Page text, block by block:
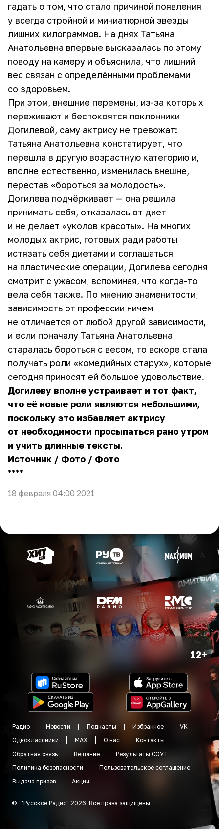
гадать о том, что стало причиной появления
у всегда стройной и миниатюрной звезды
лишних килограммов. На днях Татьяна
Анатольевна впервые высказалась по этому
поводу на камеру и объяснила, что лишний
вес связан с определёнными проблемами
со здоровьем.
При этом, внешние перемены, из-за которых
переживают и беспокоятся поклонники
Догилевой, саму актрису не тревожат:
Татьяна Анатольевна констатирует, что
перешла в другую возрастную категорию и,
вполне естественно, изменилась внешне,
перестав «бороться за молодость».
Догилева подчёркивает — она решила
принимать себя, отказалась от диет
и не делает «уколов красоты». На многих
молодых актрис, готовых ради работы
истязать себя диетами и соглашаться
на пластические операции, Догилева сегодня
смотрит с ужасом, вспоминая, что когда-то
вела себя также. По мнению знаменитости,
зависимость от профессии ничем
не отличается от любой другой зависимости,
и если поначалу Татьяна Анатольевна
старалась бороться с весом, то вскоре стала
получать роли «комедийных старух», которые
сегодня приносят ей большое удовольствие.
Догилеву вполне устраивает и тот факт,
что её новые роли являются небольшими,
поскольку это избавляет актрису
от необходимости просыпаться рано утром
и учить длинные тексты.
Источник / Фото / Фото
** **
18 февраля 04:00 2021
12+
Радио Новости Подкасты Избранное
VK
Одноклассники
MAX О нас
Контакты
Обратная связь
Вещание
Результаты СОУТ
Политика безопасности
Пользовательское соглашение
Выдача призов
Акции
© "Русское Радио" 2026. Все права защищены